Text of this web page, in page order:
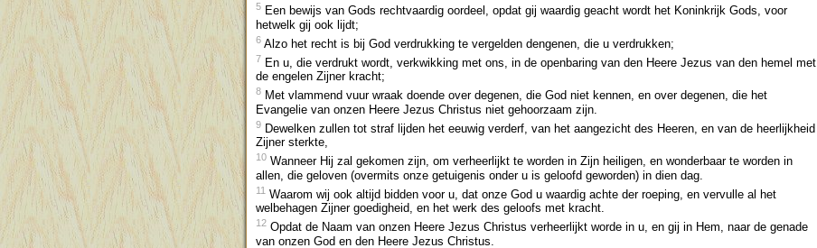
5 Een bewijs van Gods rechtvaardig oordeel, opdat gij waardig geacht wordt het Koninkrijk Gods, voor
hetwelk gij ook lijdt;
6 Alzo het recht is bij God verdrukking te vergelden dengenen, die u verdrukken;
7 En u, die verdrukt wordt, verkwikking met ons, in de openbaring van den Heere Jezus van den hemel met
de engelen Zijner kracht;
8 Met vlammend vuur wraak doende over degenen, die God niet kennen, en over degenen, die het
Evangelie van onzen Heere Jezus Christus niet gehoorzaam zijn.
9 Dewelken zullen tot straf lijden het eeuwig verderf, van het aangezicht des Heeren, en van de heerlijkheid
Zijner sterkte,
10 Wanneer Hij zal gekomen zijn, om verheerlijkt te worden in Zijn heiligen, en wonderbaar te worden in
allen, die geloven (overmits onze getuigenis onder u is geloofd geworden) in dien dag.
11 Waarom wij ook altijd bidden voor u, dat onze God u waardig achte der roeping, en vervulle al het
welbehagen Zijner goedigheid, en het werk des geloofs met kracht.
12 Opdat de Naam van onzen Heere Jezus Christus verheerlijkt worde in u, en gij in Hem, naar de genade
van onzen God en den Heere Jezus Christus.